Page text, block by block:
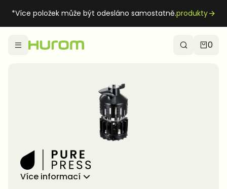
*Více položek může být odesláno samostatně.produkty
0
Více informací